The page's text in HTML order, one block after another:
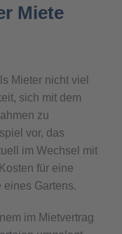
Miete
Mieter nicht viel
sich mit dem
zu
vor, das
im Wechsel mit
für eine
eines Gartens.
im Mietvertrag